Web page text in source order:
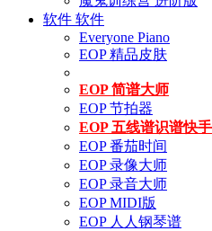
软件 软件
Everyone Piano
EOP 精品皮肤
EOP 简谱大师
EOP 节拍器
EOP 五线谱识谱快手
EOP 番茄时间
EOP 录像大师
EOP 录音大师
EOP MIDI版
EOP 人人钢琴谱